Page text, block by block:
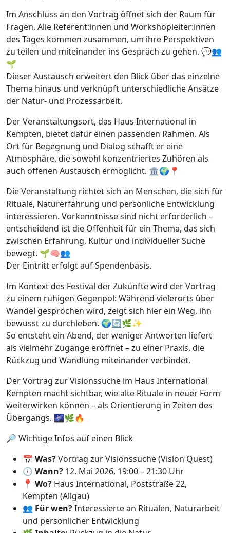
Im Anschluss an den Vortrag öffnet sich der Raum für
Fragen. Alle Referent:innen und Workshopleiter:innen
des Tages kommen zusammen, um ihre Perspektiven
zu teilen und miteinander ins Gespräch zu gehen. 💬👥
🌱
Dieser Austausch erweitert den Blick über das einzelne
Thema hinaus und verknüpft unterschiedliche Ansätze
der Natur- und Prozessarbeit.
Der Veranstaltungsort, das Haus International in
Kempten, bietet dafür einen passenden Rahmen. Als
Ort für Begegnung und Dialog schafft er eine
Atmosphäre, die sowohl konzentriertes Zuhören als
auch offenen Austausch ermöglicht. 🏛️🌍📍
Die Veranstaltung richtet sich an Menschen, die sich für
Rituale, Naturerfahrung und persönliche Entwicklung
interessieren. Vorkenntnisse sind nicht erforderlich –
entscheidend ist die Offenheit für ein Thema, das sich
zwischen Erfahrung, Kultur und individueller Suche
bewegt. 🌱🧠👥
Der Eintritt erfolgt auf Spendenbasis.
Im Kontext des Festival der Zukünfte wird der Vortrag
zu einem ruhigen Gegenpol: Während vielerorts über
Wandel gesprochen wird, zeigt sich hier ein Weg, ihn
bewusst zu durchleben. 🌍🔄🌿✨
So entsteht ein Abend, der weniger Antworten liefert
als vielmehr Zugänge eröffnet – zu einer Praxis, die
Rückzug und Wandlung miteinander verbindet.
Der Vortrag zur Visionssuche im Haus International
Kempten macht sichtbar, wie alte Rituale in neuer Form
weiterwirken können – als Orientierung in Zeiten des
Übergangs. 🌌🌿🔥
🔎 Wichtige Infos auf einen Blick
📅 Was?Vortrag zur Visionssuche (Vision Quest)
🕖 Wann? 12. Mai 2026, 19:00 – 21:30 Uhr
📍 Wo? Haus International, Poststraße 22,
Kempten (Allgäu)
👥 Für wen?Interessierte an Ritualen, Naturarbeit
und persönlicher Entwicklung